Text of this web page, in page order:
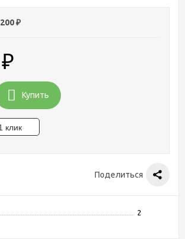
200₽
₽
Купить
Поделиться
2